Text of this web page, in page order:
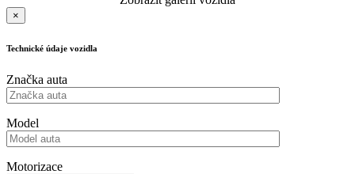
×
Technické údaje vozidla
Značka auta
Model
Motorizace